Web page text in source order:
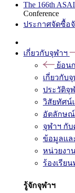
The 166th
Conference
ประกาศจัดซื้อ
เกี่ยวกับจุฬาฯ
ย้อน
เกี่ยวกับ
ประวัติจุ
วิสัยทัศน์
อัตลักษณ์
จุฬาฯ กั
ข้อมูลแล
หน่วยงา
ร้องเรีย
รู้จักจุฬาฯ